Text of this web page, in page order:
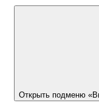
Открыть подменю